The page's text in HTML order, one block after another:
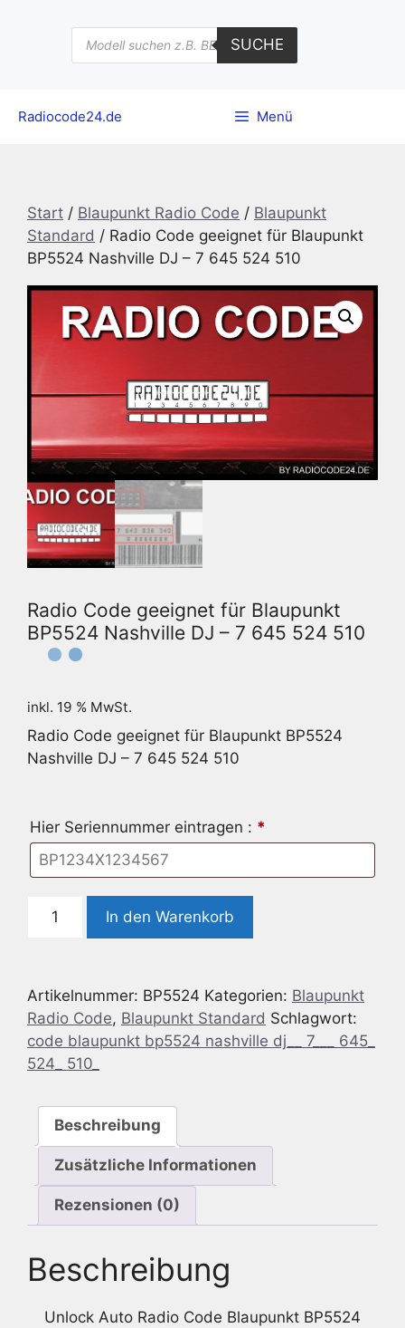
Products
search
SUCHE
Radiocode24.de Menü
Start / Blaupunkt Radio Code / Blaupunkt
Standard / Radio Code geeignet für Blaupunkt
BP5524 Nashville DJ – 7 645 524 510
Radio Code geeignet für Blaupunkt
BP5524 Nashville DJ – 7 645 524 510
inkl. 19 % MwSt.
Radio Code geeignet für Blaupunkt BP5524
Nashville DJ – 7 645 524 510
Hier Seriennummer eintragen : *
Code
Blaupunkt
BP5524
Nashville
DJ
Menge
In den Warenkorb
Artikelnummer: BP5524 Kategorien: Blaupunkt
Radio Code, Blaupunkt Standard Schlagwort:
code blaupunkt bp5524 nashville dj__ 7___ 645_
524_ 510_
Beschreibung
Zusätzliche Informationen
Rezensionen (0)
Beschreibung
Unlock Auto Radio Code Blaupunkt BP5524